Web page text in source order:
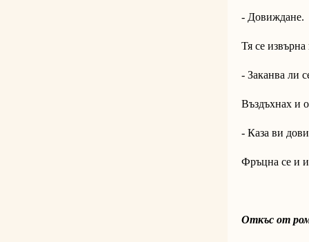
- Довиждане.
Тя се
- Заканва ли
Въздъхнах и
- Каза ви
Фръцна се и
Откъс от